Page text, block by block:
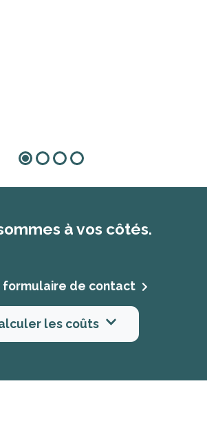
à vos côtés.
formulaire de contact
les coûts